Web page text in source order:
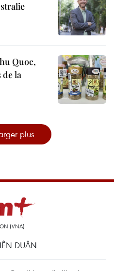
Quoc,
de la
plus
(VNA)
DUÂN